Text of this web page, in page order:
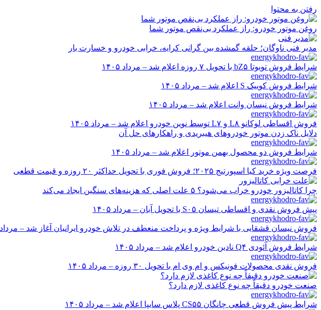
رفتن به محتوا
روغن موتور خودرو: راز عملکرد بی‌نقص موتور شما
مدیر فنی ناوگان؛ حلقه گمشده بین گرانی کرایه، خرابی خودرو و خسارت بار
شرایط فروش تویوتا bZ۵ با تحویل ۷ روزه اعلام شد – مرداد ۱۴۰۵
شرایط فروش کوییک S اعلام شد – مرداد ۱۴۰۵
شرایط فروش نیسان وانت اعلام شد – مرداد ۱۴۰۵
فروش اقساطی لوکانو L۸ و L۷ توسط نوین خودرو اعلام شد – مرداد ۱۴۰۵
دلایل ناک زدن موتور خودروهای هیبریدی و راهکارهای حل آن
شرایط فروش دو محصول بهمن موتور اعلام شد – مرداد ۱۴۰۵
فرصت ویژه خرید کیا اسپورتیج ۲۰۲۵؛ فروش فوری با تحویل حداکثر ۲۰ روزه و قیمت قطعی
چرا کاتالیزور خودرو خراب می‌شود؟ ۵ علت اصلی که هزینه‌های سنگین ایجاد می‌کند
پیش فروش نقدی و اقساطی تیسان S۰۵ با تحویل آبان – مرداد ۱۴۰۵
فروش نیسان قشقایی با شرایط ویژه و پرداخت منعطف در تلاش خودرو ایرانیان آغاز شد – مرداد ۱۴۰۵
شرایط فروش آئودی Q۴ نادین خودرو اعلام شد – مرداد ۱۴۰۵
فروش نقدی محصولات فونیکس و ام وی ام با تحویل ۳۰ روزه – مرداد ۱۴۰۵
صنعت خودرو دقیقاً چه نوع کاغذی لازم دارد؟
شرایط پیش فروش قطعی چانگان CS۵۵ پلاس سایپا اعلام شد – مرداد ۱۴۰۵